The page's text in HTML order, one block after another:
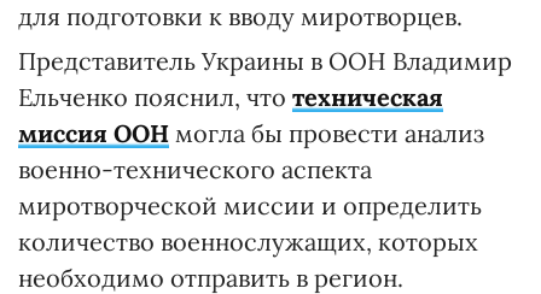
для подготовки к вводу миротворцев.
Представитель Украины в ООН Владимир
Ельченко пояснил, что техническая
миссия ООН могла бы провести анализ
военно-технического аспекта
миротворческой миссии и определить
количество военнослужащих, которых
необходимо отправить в регион.